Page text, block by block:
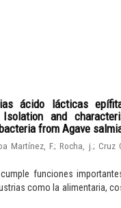
ácido lácticas
and
from Agave
Martínez, F.;Rocha, j. ; Cruz
funciones
como la alimentaria,